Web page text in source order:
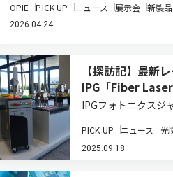
OPIE PICK UP ニュース 展示会 新製品
2026.04.24
【探訪記】最新
IPG「Fiber
IPGフォトニクスジ
製品・技術を紹介す
Days」を開催した
PICK UP ニュース 光
2025.09.18